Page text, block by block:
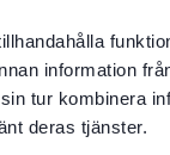
information
tur kombinera
deras tjänster.